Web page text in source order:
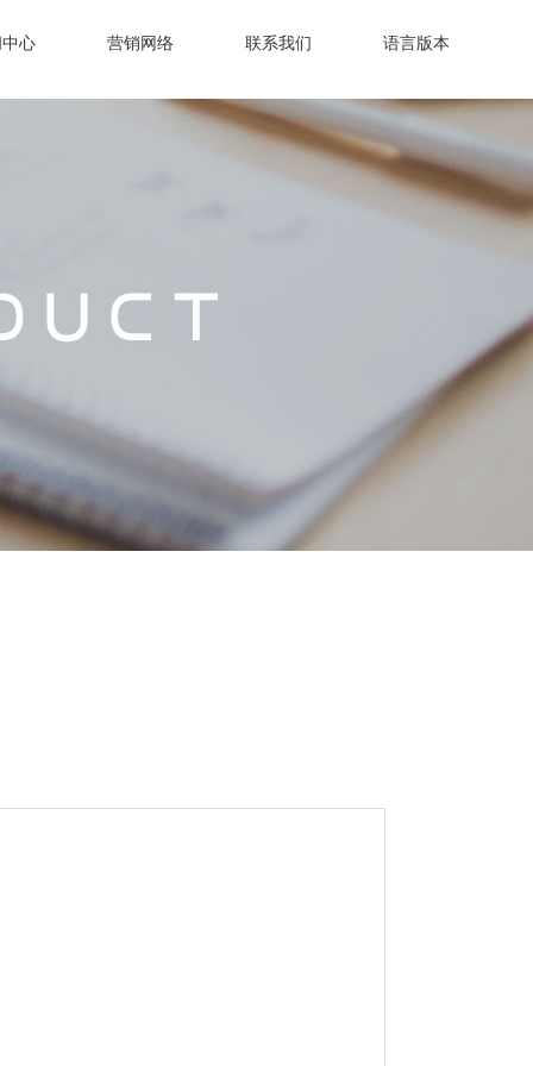
心 营销网络 联系我们 语言版本